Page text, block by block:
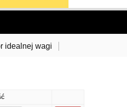
idealnej wagi